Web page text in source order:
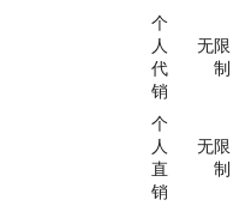
个
人
代
销
无限
制
个
人
直
销
无限
制